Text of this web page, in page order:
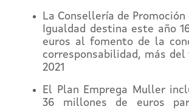
La Consellería de
Igualdad destina este año
euros al fomento de la
corresponsabilidad, más
2021
El Plan Emprega Muller
36 millones de euros